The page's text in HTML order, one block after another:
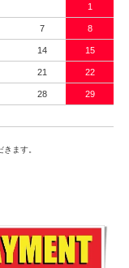
1
7 8
14 15
21 22
28 29
ます。